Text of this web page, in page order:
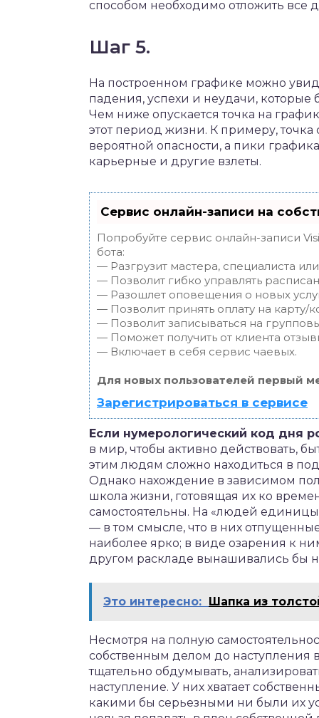
способом необходимо отложить все
Шаг 5.
На построенном графике можно
падения, успехи и неудачи, которые
Чем ниже опускается точка на
этот период жизни. К примеру, точка
вероятной опасности, а пики
карьерные и другие взлеты.
Сервис онлайн-записи на
Попробуйте сервис онлайн-записи
бота:
— Разгрузит мастера, специалиста
— Позволит гибко управлять
— Разошлет оповещения о новых
— Позволит принять оплату на карту/
— Позволит записываться на
— Поможет получить от клиента
— Включает в себя сервис чаевых.
Для новых пользователей первый
Зарегистрироваться в сервисе
Если нумерологический код дня
в мир, чтобы активно действовать,
этим людям сложно находиться в
Однако нахождение в зависимом
школа жизни, готовящая их ко
самостоятельны. На «людей
— в том смысле, что в них
наиболее ярко; в виде озарения к
другом раскладе вынашивались бы
Это интересно: Шапка из
Несмотря на полную
собственным делом до наступления
тщательно обдумывать,
наступление. У них хватает
какими бы серьезными ни были их